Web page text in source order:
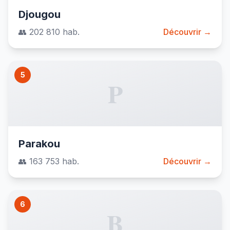
Djougou
👥 202 810 hab. Découvrir →
5
P
Parakou
👥 163 753 hab. Découvrir →
6
B